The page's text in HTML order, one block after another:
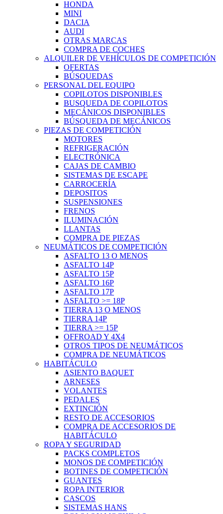
HONDA
MINI
DACIA
AUDI
OTRAS MARCAS
COMPRA DE COCHES
ALQUILER DE VEHÍCULOS DE COMPETICIÓN
OFERTAS
BÚSQUEDAS
PERSONAL DEL EQUIPO
COPILOTOS DISPONIBLES
BUSQUEDA DE COPILOTOS
MECÁNICOS DISPONIBLES
BÚSQUEDA DE MECÁNICOS
PIEZAS DE COMPETICIÓN
MOTORES
REFRIGERACIÓN
ELECTRÓNICA
CAJAS DE CAMBIO
SISTEMAS DE ESCAPE
CARROCERÍA
DEPOSITOS
SUSPENSIONES
FRENOS
ILUMINACIÓN
LLANTAS
COMPRA DE PIEZAS
NEUMÁTICOS DE COMPETICIÓN
ASFALTO 13 O MENOS
ASFALTO 14P
ASFALTO 15P
ASFALTO 16P
ASFALTO 17P
ASFALTO >= 18P
TIERRA 13 O MENOS
TIERRA 14P
TIERRA >= 15P
OFFROAD Y 4X4
OTROS TIPOS DE NEUMÁTICOS
COMPRA DE NEUMÁTICOS
HABITÁCULO
ASIENTO BAQUET
ARNESES
VOLANTES
PEDALES
EXTINCIÓN
RESTO DE ACCESORIOS
COMPRA DE ACCESORIOS DE
HABITÁCULO
ROPA Y SEGURIDAD
PACKS COMPLETOS
MONOS DE COMPETICIÓN
BOTINES DE COMPETICIÓN
GUANTES
ROPA INTERIOR
CASCOS
SISTEMAS HANS